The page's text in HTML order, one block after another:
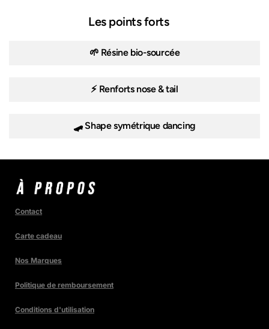
Les points forts
🌱 Résine bio-sourcée
⚡ Renforts nose & tail
🛹 Shape symétrique dancing
Contact
Carte cadeau
Nos Marques
Politique de remboursement
Conditions d'utilisation